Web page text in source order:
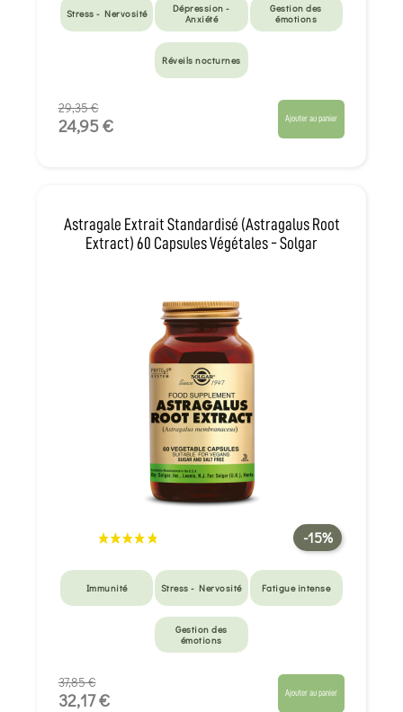
Stress - Nervosité
Dépression -
Anxiété
Gestion des
émotions
Réveils nocturnes
29,35 €
24,95 € Ajouter au panier
Astragale Extrait Standardisé (Astragalus Root
Extract) 60 Capsules Végétales - Solgar
-15%
Immunité Stress - Nervosité Fatigue intense
Gestion des
émotions
37,85 €
32,17 € Ajouter au panier